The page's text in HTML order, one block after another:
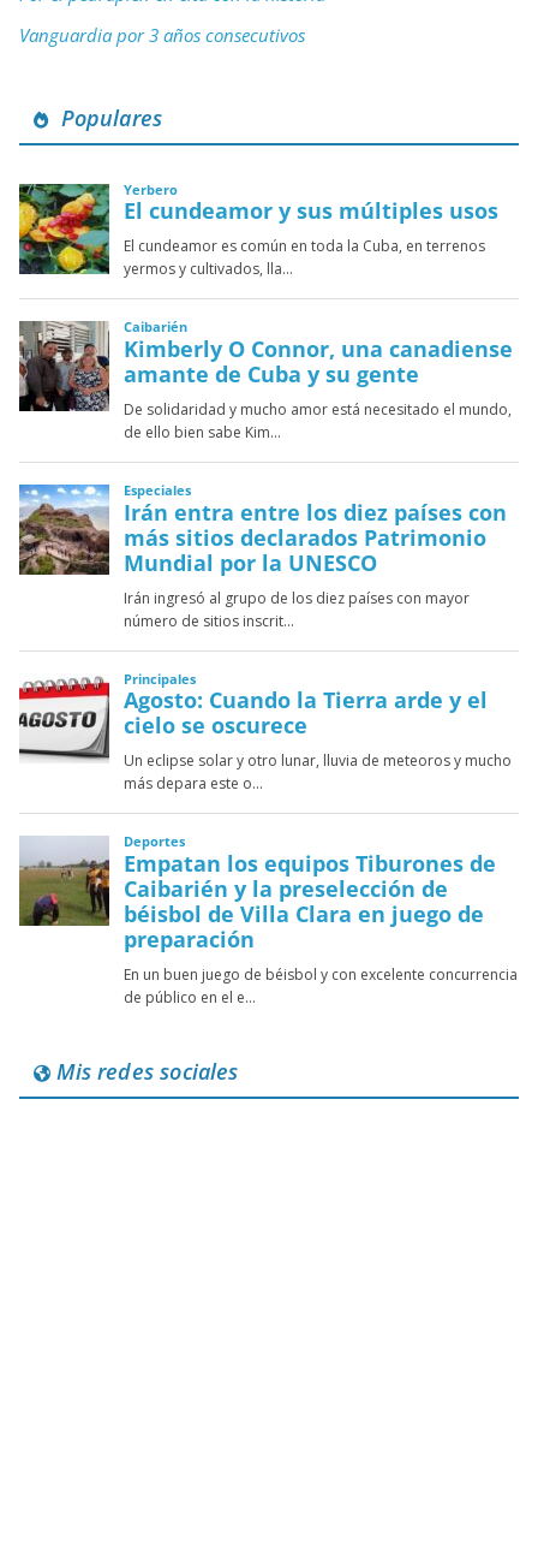
Vanguardia por 3 años consecutivos
Populares
Mis redes sociales